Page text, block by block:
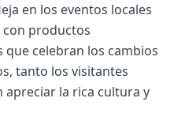
en los eventos locales
con productos
celebran los cambios
tanto los visitantes
apreciar la rica cultura y